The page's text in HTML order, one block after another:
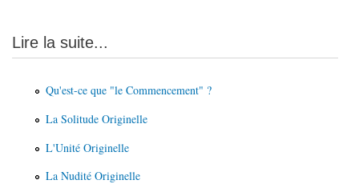
Lire la suite...
Qu'est-ce que "le Commencement" ?
La Solitude Originelle
L'Unité Originelle
La Nudité Originelle